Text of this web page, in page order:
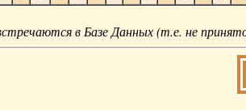
в Базе Данных (т.е. не